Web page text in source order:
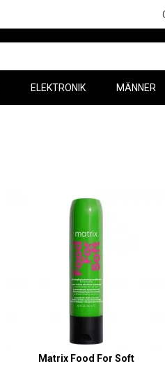
ELEKTRONIK MÄNNER
Matrix Food For Soft